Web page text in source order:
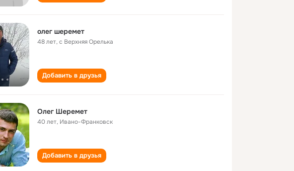
олег шеремет
48 лет,с Верхняя Орелька
Добавить в друзья
Олег Шеремет
40 лет, Ивано-Франковск
Добавить в друзья